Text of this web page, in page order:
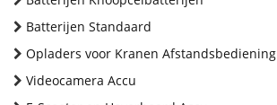
Batterijen Standaard
Opladers voor Kranen Afstandsbediening
Videocamera Accu